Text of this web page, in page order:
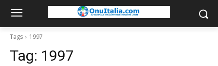
Tags 1997
Tag: 1997